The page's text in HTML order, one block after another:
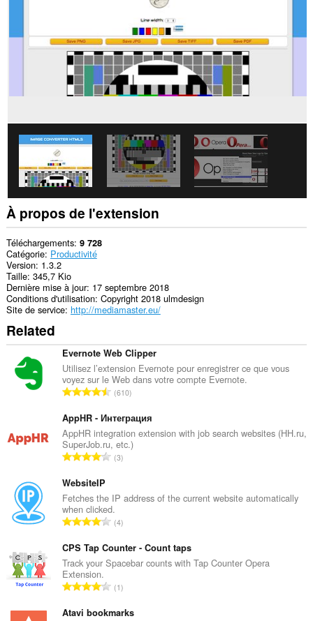
peut
activités
À propos de l'extension
Téléchargements 9 728
Catégorie Productivité
Version 1.3.2
Taille 345,7 Kio
Dernière mise à jour 17 septembre 2018
Conditions d'utilisation Copyright 2018 ulmdesign
Site de service http://mediamaster.eu/
Related
Evernote Web Clipper
Utilisez l’extension Evernote pour enregistrer ce que vous
voyez sur le Web dans votre compte Evernote.
N
m
b
r
e
x
i
m
a
l
d
'
v
610
AppHR - Интеграция
AppHR integration extension with job search websites (HH.ru,
SuperJob.ru, etc.)
N
b
r
e
a
x
i
m
a
3
WebsiteIP
Fetches the IP address of the current website automatically
when clicked.
N
m
b
e
4
CPS Tap Counter - Count taps
Track your Spacebar counts with Tap Counter Opera
Extension.
N
m
1
Atavi bookmarks